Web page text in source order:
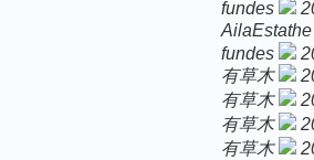
fundes
AilaEstathe
fundes
有草木
有草木
有草木
有草木